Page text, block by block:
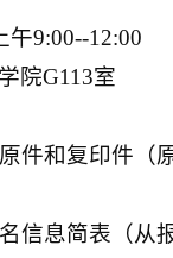
午9:00--12:00
院G113室
件和复印件（
信息简表（从